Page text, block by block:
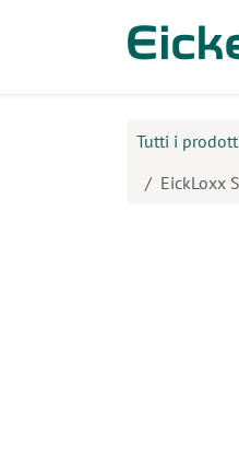
Tutti i
EickLoxx